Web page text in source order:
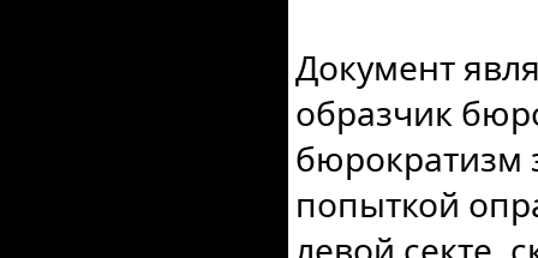
Документ
образчик
бюрократизм
попыткой